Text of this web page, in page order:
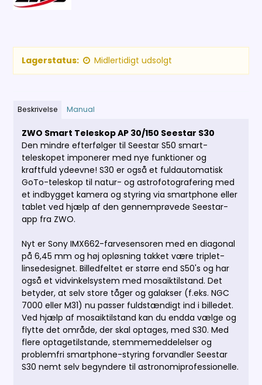
Lagerstatus: Midlertidigt udsolgt
Beskrivelse Manual
ZWO Smart Teleskop AP 30/150 Seestar S30
Den mindre efterfølger til Seestar S50 smart-
teleskopet imponerer med nye funktioner og
kraftfuld ydeevne! S30 er også et fuldautomatisk
GoTo-teleskop til natur- og astrofotografering med
et indbygget kamera og styring via smartphone eller
tablet ved hjælp af den gennemprøvede Seestar-
app fra ZWO.
Nyt er Sony IMX662-farvesensoren med en diagonal
på 6,45 mm og høj opløsning takket være triplet-
linsedesignet. Billedfeltet er større end S50's og har
også et vidvinkelsystem med mosaiktilstand. Det
betyder, at selv store tåger og galakser (f.eks. NGC
7000 eller M31) nu passer fuldstændigt ind i billedet.
Ved hjælp af mosaiktilstand kan du endda vælge og
flytte det område, der skal optages, med S30. Med
flere optagetilstande, stemmemeddelelser og
problemfri smartphone-styring forvandler Seestar
S30 nemt selv begyndere til astronomiprofessionelle.